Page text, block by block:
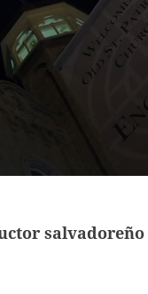
salvadoreño